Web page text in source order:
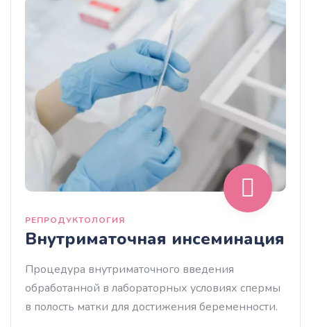
РЕПРОДУКТОЛОГИЯ
Внутриматочная инсеминация
Процедура внутриматочного введения
обработанной в лабораторных условиях спермы
в полость матки для достижения беременности.